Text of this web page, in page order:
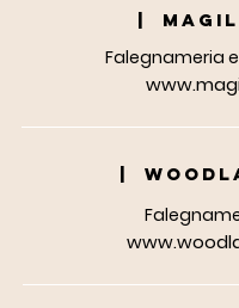
|
Falegnameria
|